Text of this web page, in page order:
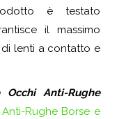
è testato
il massimo
lenti a contatto e
Occhi Anti-Rughe
Rughe Borse e